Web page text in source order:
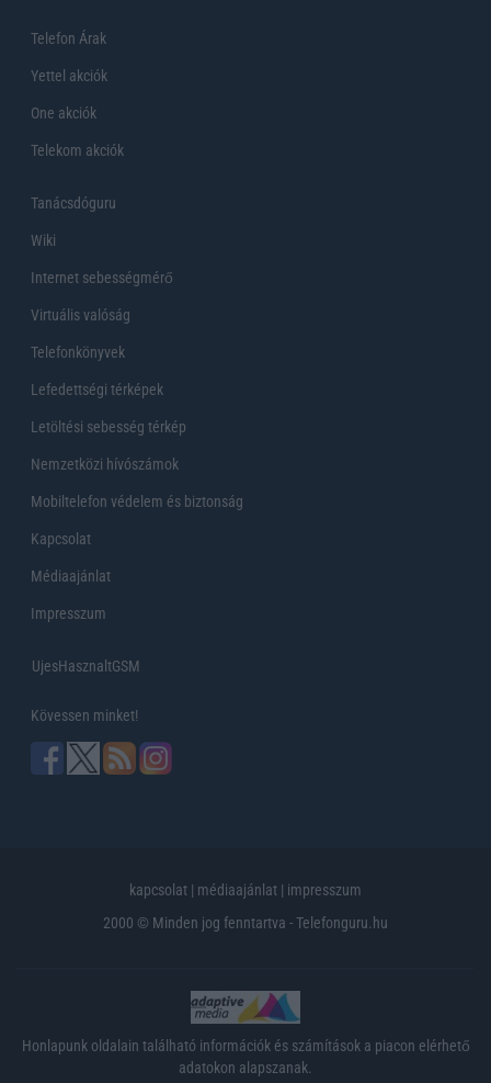
Telefon Árak
Yettel akciók
One akciók
Telekom akciók
Tanácsdóguru
Wiki
Internet sebességmérő
Virtuális valóság
Telefonkönyvek
Lefedettségi térképek
Letöltési sebesség térkép
Nemzetközi hívószámok
Mobiltelefon védelem és biztonság
Kapcsolat
Médiaajánlat
Impresszum
UjesHasznaltGSM
Kövessen minket!
kapcsolat | médiaajánlat | impresszum
2000 © Minden jog fenntartva - Telefonguru.hu
Honlapunk oldalain található információk és számítások a piacon elérhető
adatokon alapszanak.